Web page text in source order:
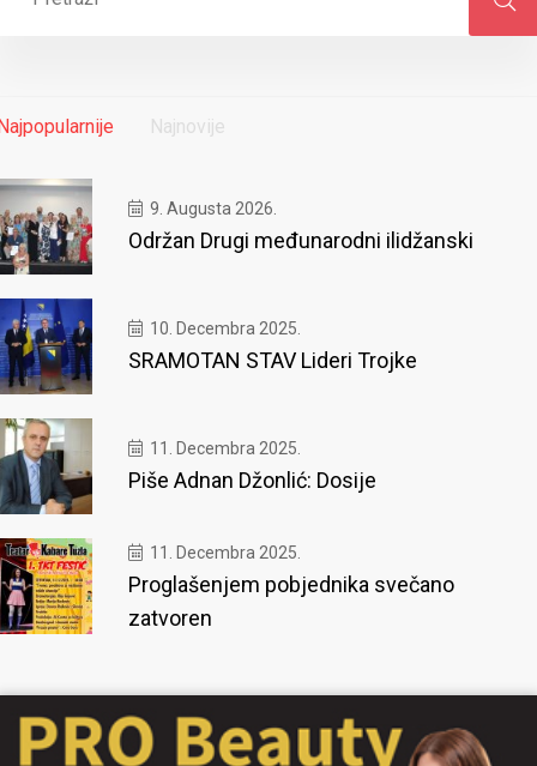
Najnovije
9. Augusta 2026.
Održan Drugi međunarodni ilidžanski
10. Decembra 2025.
SRAMOTAN STAV Lideri Trojke
11. Decembra 2025.
Piše Adnan Džonlić: Dosije
11. Decembra 2025.
Proglašenjem pobjednika svečano
zatvoren